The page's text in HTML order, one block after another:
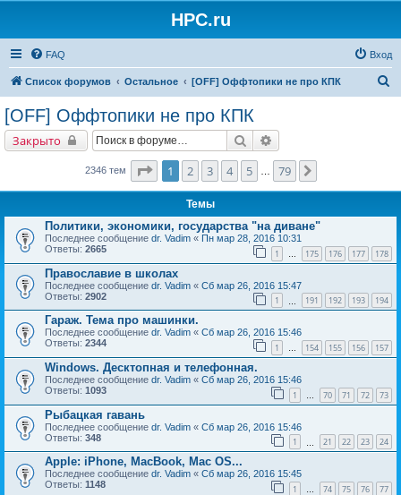
HPC.ru
FAQ Вход
Список форумов Остальное [OFF] Оффтопики не про КПК
[OFF] Оффтопики не про КПК
Закрыто Поиск
2346 тем Страница1 из
1 2 3 4 5 79
Темы
Политики, экономики, государства "на диване"
Последнее сообщение dr. Vadim « Пн мар 28, 2016 10:31
Ответы: 2665 1 … 175 176 177 178
Православие в школах
Последнее сообщение dr. Vadim « Сб мар 26, 2016 15:47
Ответы: 2902 1 191 192 193 194
Гараж. Тема про машинки.
Последнее сообщение dr. Vadim « Сб мар 26, 2016 15:46
Ответы: 2344 1 … 154 155 156 157
Windows. Десктопная и телефонная.
Последнее сообщение dr. Vadim « Сб мар 26, 2016 15:46
Ответы: 1093 1 … 70 71 72 73
Рыбацкая гавань
Последнее сообщение dr. Vadim « Сб мар 26, 2016 15:46
Ответы: 348 1 21 22 23 24
Apple: iPhone, MacBook, Mac OS...
Последнее сообщение dr. Vadim « Сб мар 26, 2016 15:45
Ответы: 1148 1 … 74 75 76 77